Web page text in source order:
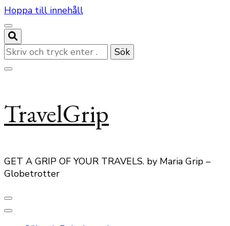
Hoppa till innehåll
Letar
du
efter
TravelGrip
GET A GRIP OF YOUR TRAVELS. by Maria Grip –
Globetrotter